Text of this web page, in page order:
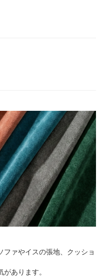
ァやイスの張地、クッショ
あります。